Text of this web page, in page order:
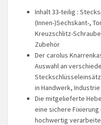
Inhalt 33-teilig :
(Innen-)Sechskant-,
Kreuzschlitz-
Zubehör
Der carolus
Auswahl an
in Handwerk,
Die mitgelieferte
eine sichere
hochwertig